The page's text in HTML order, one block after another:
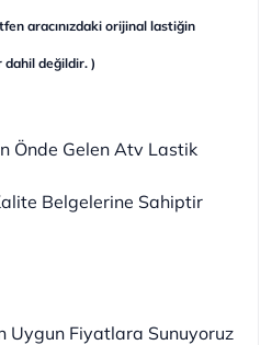
aracınızdaki orijinal lastiğin
değildir. )
Önde Gelen Atv Lastik
Belgelerine Sahiptir
Uygun Fiyatlara Sunuyoruz